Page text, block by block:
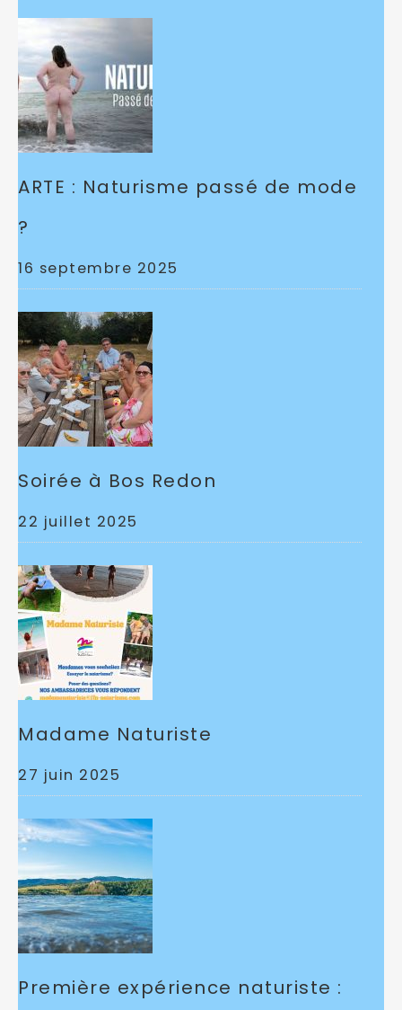
ARTE : Naturisme passé de mode
?
16 septembre 2025
Soirée à Bos Redon
22 juillet 2025
Madame Naturiste
27 juin 2025
Première expérience naturiste :